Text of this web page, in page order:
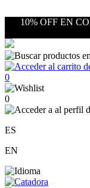
10% OFF EN
0
0
ES
EN